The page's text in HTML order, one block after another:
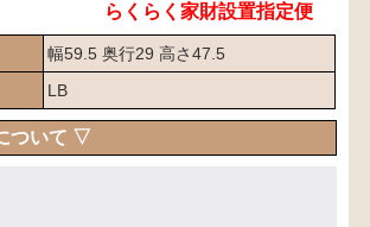
らくらく家財設置指定便
幅59.5 奥行29 高さ47.5
LB
ついて ▽